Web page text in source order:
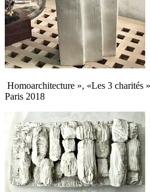
Homoarchitecture », «Les 3 charités
Paris 2018